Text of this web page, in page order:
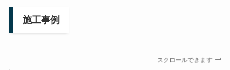
施工事例
スクロールできます